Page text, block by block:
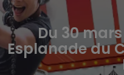
Du 30
Esplanade du